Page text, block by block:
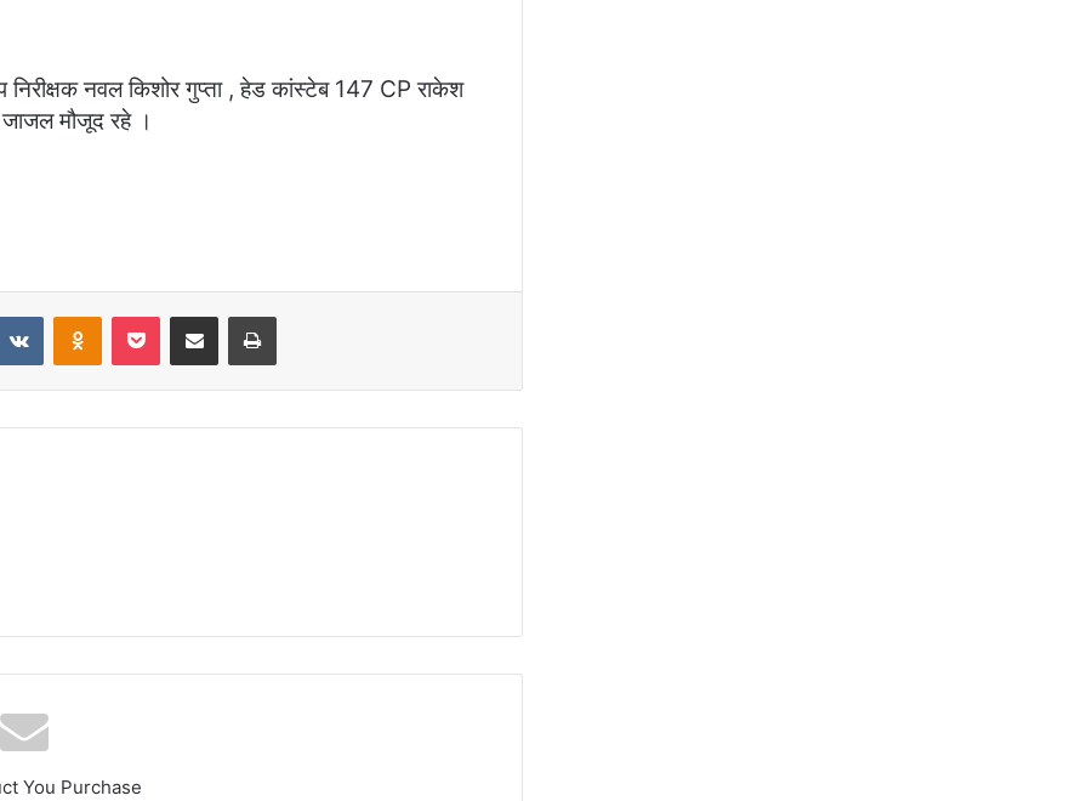
निरीक्षक नवल किशोर गुप्ता , हेड कांस्टेब 147 CP राकेश
मौजूद रहे ।
VKontakteOdnoklassniki
Pocket Share via Email Print
You Purchase